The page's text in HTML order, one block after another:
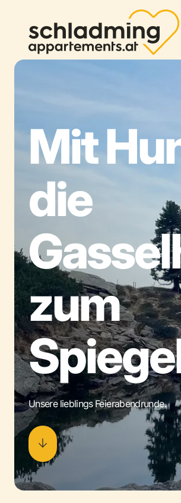
Mit
die
zum
Unsere lieblings Feierabendrunde.